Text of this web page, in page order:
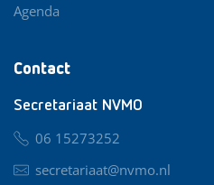
Contact
Secretariaat NVMO
06 15273252
secretariaat@nvmo.nl
Agenda